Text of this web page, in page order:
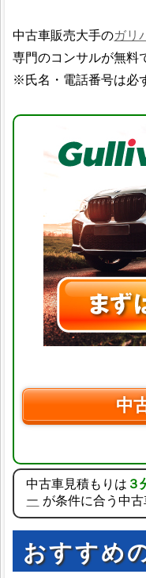
中古車販売大手のガリ
専門のコンサルが無料
※氏名・電話番号は必
中
中古車見積もりは ３
ー が条件に合う中古
おすすめ